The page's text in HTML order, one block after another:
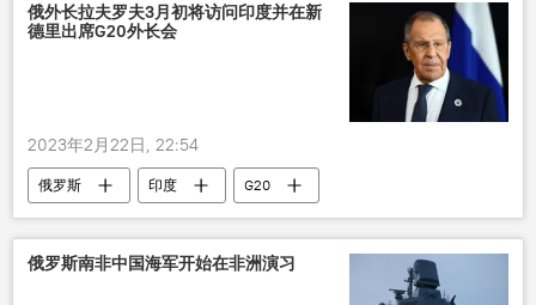
俄外长拉夫罗夫3月初将访问印度并在新
德里出席G20外长会
2023年2月22日, 22:54
俄罗斯 印度 G20
俄罗斯南非中国海军开始在非洲演习